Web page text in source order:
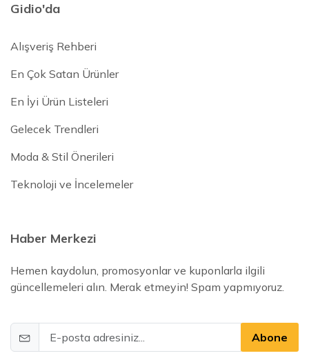
Gidio'da
Alışveriş Rehberi
En Çok Satan Ürünler
En İyi Ürün Listeleri
Gelecek Trendleri
Moda & Stil Önerileri
Teknoloji ve İncelemeler
Haber Merkezi
Hemen kaydolun, promosyonlar ve kuponlarla ilgili
güncellemeleri alın. Merak etmeyin! Spam yapmıyoruz.
Abone